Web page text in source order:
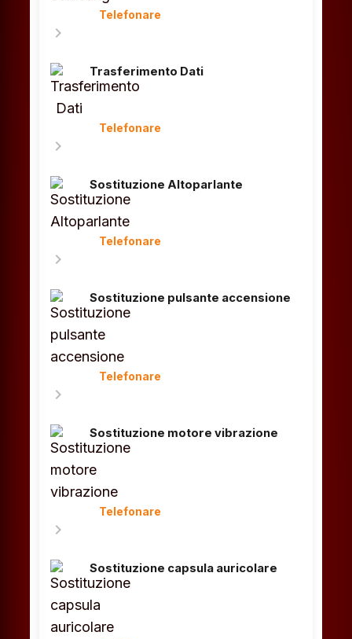
Telefonare
chevron_right
Trasferimento Dati
Telefonare
chevron_right
Sostituzione Altoparlante
Telefonare
chevron_right
Sostituzione pulsante accensione
Telefonare
chevron_right
Sostituzione motore vibrazione
Telefonare
chevron_right
Sostituzione capsula auricolare